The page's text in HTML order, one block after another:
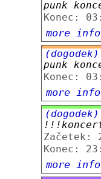
punk
Konec:
more info
(dogodek)
punk
Konec:
more info
(dogodek)
Začetek:
Konec:
more info